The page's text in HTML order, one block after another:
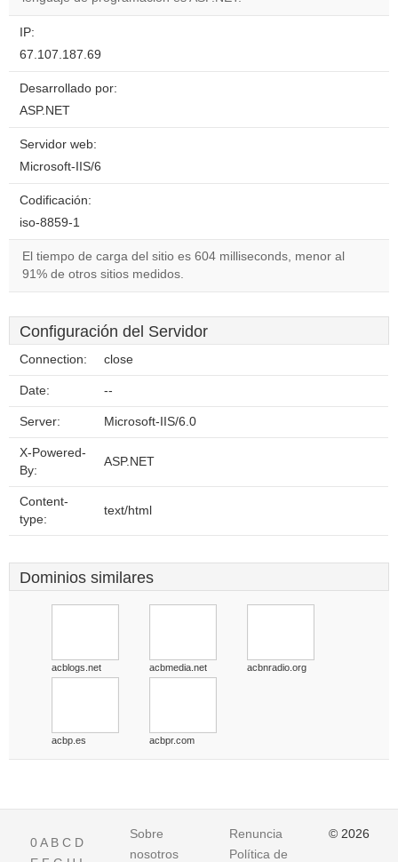
IP:
67.107.187.69
Desarrollado por:
ASP.NET
Servidor web:
Microsoft-IIS/6
Codificación:
iso-8859-1
El tiempo de carga del sitio es 604 milliseconds, menor al
91% de otros sitios medidos.
Configuración del Servidor
Connection: close
Date: --
Server: Microsoft-IIS/6.0
X-Powered-
By:
ASP.NET
Content-
type:
text/html
Dominios similares
acblogs.net acbmedia.net acbnradio.org
acbp.es acbpr.com
0A B C D
Sobre
nosotros
Renuncia
Política de
© 2026